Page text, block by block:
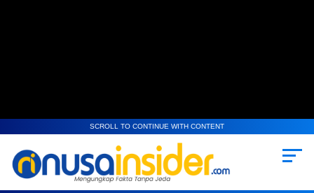
SCROLL TO CONTINUE WITH CONTENT